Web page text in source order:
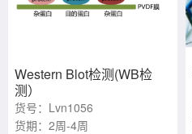
Western Blot检测(WB检
测）
货号：Lvn1056
货期：2周-4周